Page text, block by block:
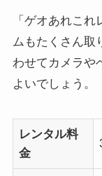
「ゲオあれこ
ムもたくさん取
わせてカメラや
よいでしょう。
レンタル料
金